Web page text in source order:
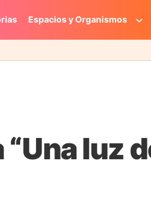
Espacios y Organismos
luz